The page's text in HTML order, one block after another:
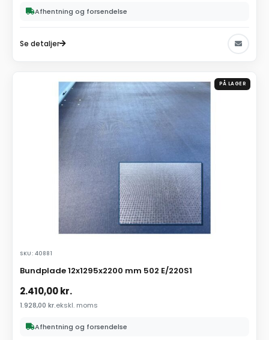
Afhentning og forsendelse
Se detaljer
PÅ LAGER
SKU: 40881
Bundplade 12x1295x2200 mm 502 E/220S1
2.410,00kr.
1.928,00 kr.ekskl. moms
Afhentning og forsendelse